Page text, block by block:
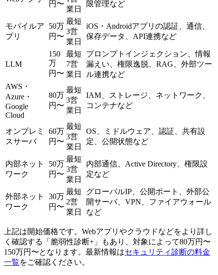
円〜
業日
限管理など
モバイルア
プリ
50万
円〜
最短
3営
業日
iOS・Androidアプリの認証、通信、
保存データ、API連携など
LLM
150
万
円〜
最短
7営
業日
プロンプトインジェクション、情報
漏えい、権限逸脱、RAG、外部ツー
ル連携など
AWS・
Azure・
Google
Cloud
80万
円〜
最短
3営
業日
IAM、ストレージ、ネットワーク、
コンテナなど
オンプレミ
スサーバ
60万
円〜
最短
3営
業日
OS、ミドルウェア、認証、共有設
定、公開状態など
内部ネット
ワーク
50万
円〜
最短
3営
業日
内部通信、Active Directory、権限設
定など
外部ネット
ワーク
30万
円〜
最短
2営
業日
グローバルIP、公開ポート、外部公
開サーバ、VPN、ファイアウォール
など
上記は開始価格です。Webアプリやクラウドなどをより詳し
く確認する「脆弱性診断+」もあり、対象によって80万円〜
150万円〜となります。最新情報はセキュリティ診断の料金
一覧をご確認ください。